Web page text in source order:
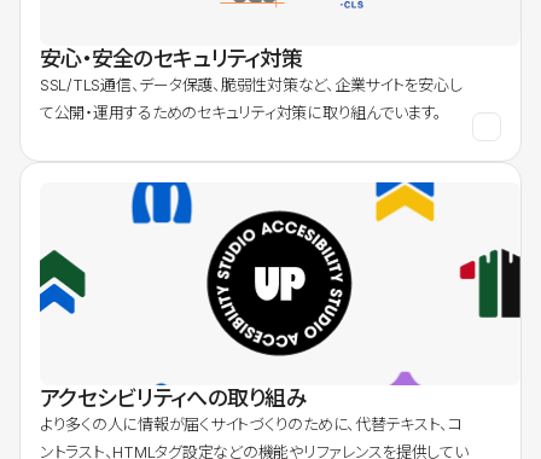
安心・安全のセキュリティ対策
SSL/TLS通信、データ保護、脆弱性対策など、企業サイトを安心し
て公開・運用するためのセキュリティ対策に取り組んでいます。
アクセシビリティへの取り組み
より多くの人に情報が届くサイトづくりのために、代替テキスト、コ
ントラスト、HTMLタグ設定などの機能やリファレンスを提供してい